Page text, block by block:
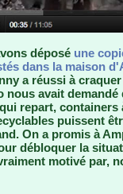
déposé une
dans la maison
a réussi à
nous avait
repart, containers
puissent
On a promis à
débloquer la
motivé par,